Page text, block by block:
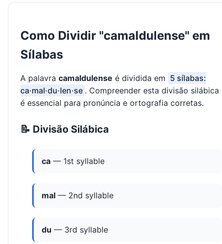
Como Dividir "camaldulense" em
Sílabas
A palavra camaldulense é dividida em 5 sílabas:
ca·mal·du·len·se . Compreender esta divisão silábica
é essencial para pronúncia e ortografia corretas.
📝 Divisão Silábica
ca — 1st syllable
mal — 2nd syllable
du — 3rd syllable